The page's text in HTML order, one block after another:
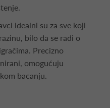
idealni su za sve koji
bilo da se radi o
Precizno
omogućuju
bacanju.